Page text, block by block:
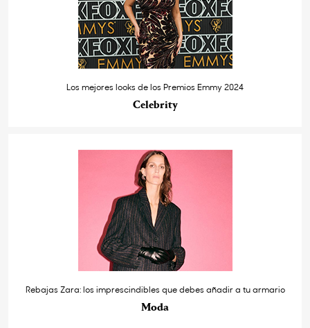
Los mejores looks de los Premios Emmy 2024
Celebrity
Rebajas Zara: los imprescindibles que debes añadir a tu armario
Moda